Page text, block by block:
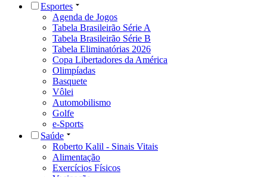
Esportes
Agenda de Jogos
Tabela Brasileirão Série A
Tabela Brasileirão Série B
Tabela Eliminatórias 2026
Copa Libertadores da América
Olimpíadas
Basquete
Vôlei
Automobilismo
Golfe
e-Sports
Saúde
Roberto Kalil - Sinais Vitais
Alimentação
Exercícios Físicos